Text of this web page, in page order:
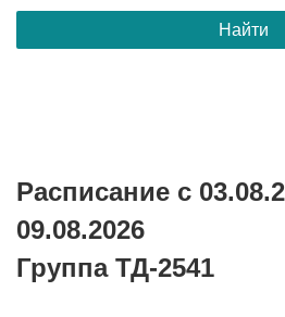
Расписание с
09.08.2026
Группа ТД-2541